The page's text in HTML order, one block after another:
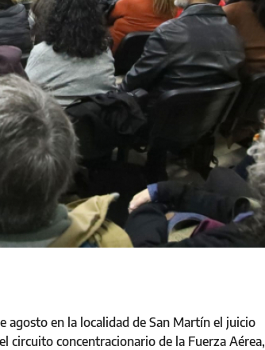
agosto en la localidad de San Martín el juicio
circuito concentracionario de la Fuerza Aérea,